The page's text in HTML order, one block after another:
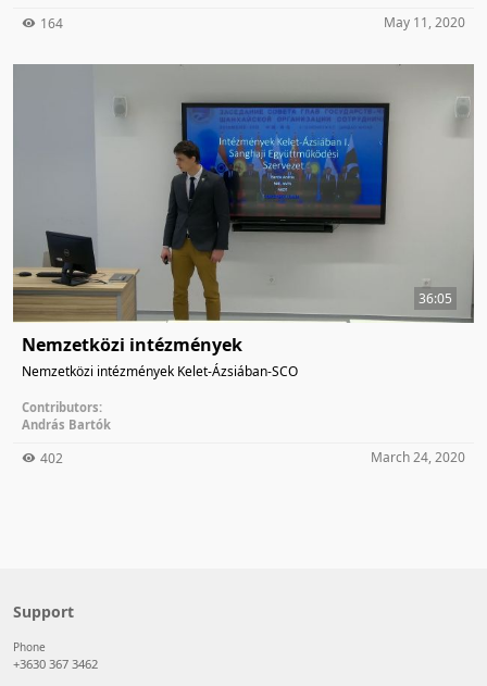
164 May 11, 2020
36:05
Nemzetközi intézmények
Nemzetközi intézmények Kelet-Ázsiában-SCO
Contributors:
András Bartók
402 March 24, 2020
Support
Phone
+3630 367 3462